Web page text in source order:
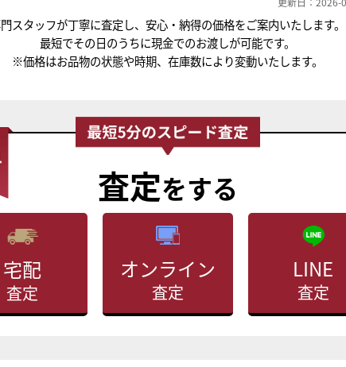
スタッフが丁寧に査定し、安心・納得の価格をご案内いたします。
最短でその日のうちに現金でのお渡しが可能です。
※価格はお品物の状態や時期、在庫数により変動いたします。
査定をする
宅配
査定
オンライン
査定
LINE
査定